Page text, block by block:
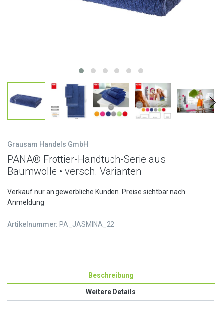
Grausam Handels GmbH
PANA® Frottier-Handtuch-Serie aus
Baumwolle • versch. Varianten
Verkauf nur an gewerbliche Kunden. Preise sichtbar nach
Anmeldung
Artikelnummer: PA_JASMINA_22
Beschreibung
Weitere Details